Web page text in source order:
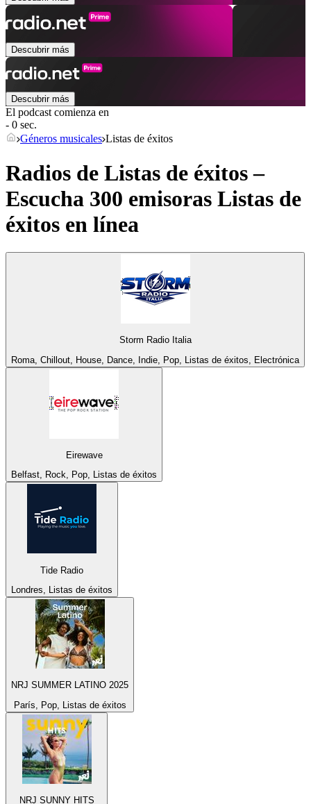
Descubrir más
Descubrir más
El podcast comienza en
- 0 sec.
Géneros musicales Listas de éxitos
Radios de Listas de éxitos –
Escucha 300 emisoras Listas de
éxitos en línea
Storm Radio Italia
Roma, Chillout, House, Dance, Indie, Pop, Listas de éxitos, Electrónica
Eirewave
Belfast, Rock, Pop, Listas de éxitos
Tide Radio
Londres, Listas de éxitos
NRJ SUMMER LATINO 2025
París, Pop, Listas de éxitos
NRJ SUNNY HITS